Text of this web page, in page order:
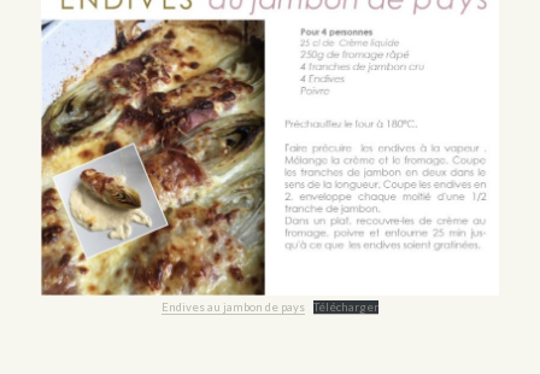
Endives au jambon de pays Télécharger